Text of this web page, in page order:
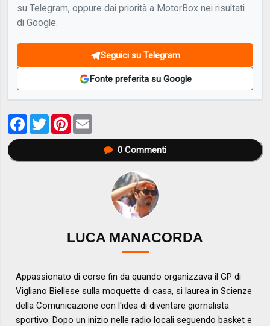
su Telegram, oppure dai priorità a MotorBox nei risultati
di Google.
Seguici su Telegram
Fonte preferita su Google
Facebook
TwitterPinterest
0Commenti
LUCA MANACORDA
Appassionato di corse fin da quando organizzava il GP di
Vigliano Biellese sulla moquette di casa, si laurea in Scienze
della Comunicazione con l'idea di diventare giornalista
sportivo. Dopo un inizio nelle radio locali seguendo basket e